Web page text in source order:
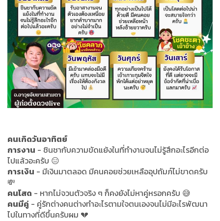
คนเกิดวันอาทิตย์
การงาน - ชินชากับความขัดแย้งในที่ทำงานจนไม่รู้สึกอะไรอีกต่อ
ไปแล้วอะครับ 😑
การเงิน - มีเงินมาตลอด มีคนคอยช่วยเหลืออุปถัมภ์ไม่ขาดครับ
💸
คนโสด - หากไม่จวนตัวจริง ๆ ก็คงยังไม่หาคู่หรอกครับ 😅
คนมีคู่ - คู่รักต่างคนต่างทำอะไรตามใจตนเองจนไม่มีอะไรพัฒนา
ไปในทางที่ดีขึ้นครับผม 💔